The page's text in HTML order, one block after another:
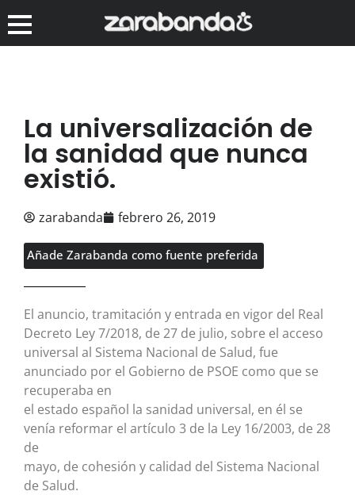
La universalización de
la sanidad que nunca
existió.
zarabanda febrero 26, 2019
Añade Zarabanda como fuente preferida
El anuncio, tramitación y entrada en vigor del Real
Decreto Ley 7/2018, de 27 de julio, sobre el acceso
universal al Sistema Nacional de Salud, fue
anunciado por el Gobierno de PSOE como que se
recuperaba en
el estado español la sanidad universal, en él se
venía reformar el artículo 3 de la Ley 16/2003, de 28
de
mayo, de cohesión y calidad del Sistema Nacional
de Salud.